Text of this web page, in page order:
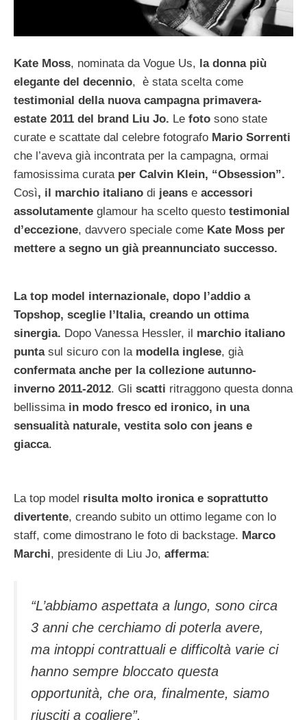
Kate Moss, nominata da Vogue Us, la donna più
elegante del decennio, è stata scelta come
testimonial della nuova campagna primavera-
estate 2011 del brand Liu Jo. Le foto sono state
curate e scattate dal celebre fotografo Mario Sorrenti
che l’aveva già incontrata per la campagna, ormai
famosissima curata per Calvin Klein, “Obsession”.
Così, il marchio italiano di jeans e accessori
assolutamente glamour ha scelto questo testimonial
d’eccezione, davvero speciale come Kate Moss per
mettere a segno un già preannunciato successo.
La top model internazionale, dopo l’addio a
Topshop, sceglie l’Italia, creando un ottima
sinergia. Dopo Vanessa Hessler, il marchio italiano
punta sul sicuro con la modella inglese, già
confermata anche per la collezione autunno-
inverno 2011-2012. Gli scatti ritraggono questa donna
bellissima in modo fresco ed ironico, in una
sensualità naturale, vestita solo con jeans e
giacca.
La top model risulta molto ironica e soprattutto
divertente, creando subito un ottimo legame con lo
staff, come dimostrano le foto di backstage. Marco
Marchi, presidente di Liu Jo, afferma:
“L’abbiamo aspettata a lungo, sono circa
3 anni che cerchiamo di poterla avere,
ma intoppi contrattuali e difficoltà varie ci
hanno sempre bloccato questa
opportunità, che ora, finalmente, siamo
riusciti a cogliere”.